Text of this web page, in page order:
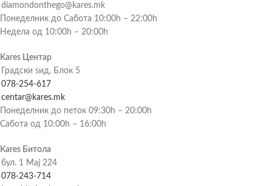
diamondonthego@kares.mk
Понеделник до Сабота 10:00h – 22:00h
Недела од 10:00h – 20:00h
Kares Центар
Градски ѕид, Блок 5
078-254-617
centar@kares.mk
Понеделник до петок 09:30h – 20:00h
Сабота од 10:00h – 16:00h
Kares Битола
бул. 1 Мај 224
078-243-714